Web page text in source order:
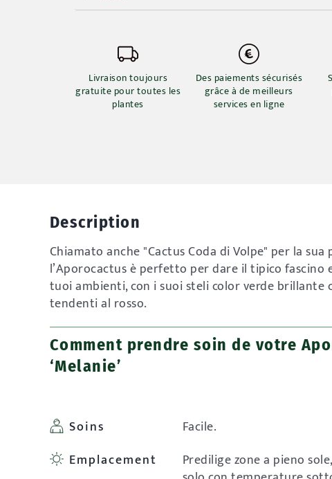
Livraison toujours
gratuite pour toutes les
plantes
Des paiements sécurisés
grâce à de meilleurs
services en ligne
Description
Chiamato anche "Cactus Coda di Volpe" per la
l’Aporocactus è perfetto per dare il tipico fascino
tuoi ambienti, con i suoi steli color verde brillante
tendenti al rosso.
Comment prendre soin de votre
‘Melanie’
Soins
Facile.
Emplacement
Predilige zone a pieno